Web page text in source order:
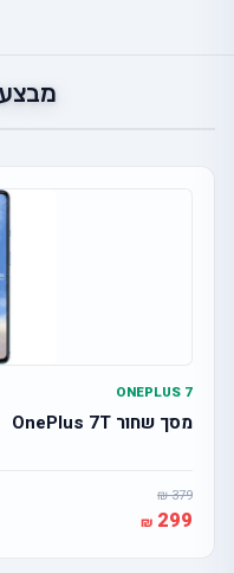
ONEPLUS 7
מסך שחור OnePlus 7T
379
299